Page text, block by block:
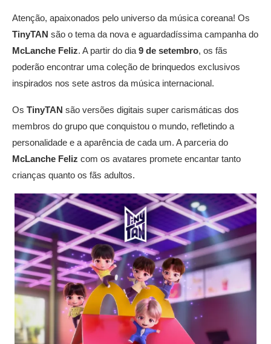
Atenção, apaixonados pelo universo da música coreana! Os
TinyTAN são o tema da nova e aguardadíssima campanha do
McLanche Feliz. A partir do dia 9 de setembro, os fãs
poderão encontrar uma coleção de brinquedos exclusivos
inspirados nos sete astros da música internacional.
Os TinyTAN são versões digitais super carismáticas dos
membros do grupo que conquistou o mundo, refletindo a
personalidade e a aparência de cada um. A parceria do
McLanche Feliz com os avatares promete encantar tanto
crianças quanto os fãs adultos.